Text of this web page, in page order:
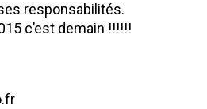
responsabilités.
c’est demain !!!!!!